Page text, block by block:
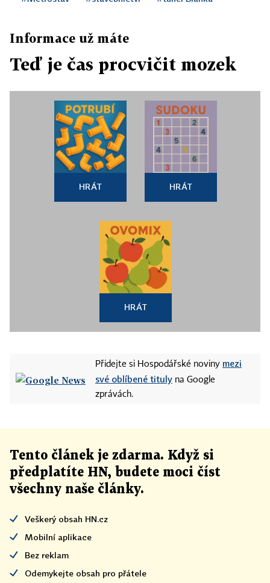
Informace už máte
Teď je čas procvičit mozek
HRÁT HRÁT
HRÁT
Přidejte si Hospodářské noviny mezi
své oblíbené tituly na Google
zprávách.
Tento článek je zdarma. Když si
předplatíte HN, budete moci číst
všechny naše články.
Veškerý obsah HN.cz
Mobilní aplikace
Bez reklam
Odemykejte obsah pro přátele